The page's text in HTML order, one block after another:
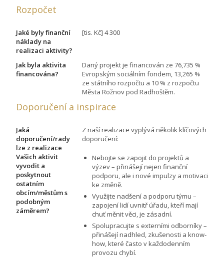
Rozpočet
Jaké byly finanční
náklady na
realizaci aktivity?
[tis. Kč] 4 300
Jak byla aktivita
financována?
Daný projekt je financován ze 76,735 %
Evropským sociálním fondem, 13,265 %
ze státního rozpočtu a 10 % z rozpočtu
Města Rožnov pod Radhoštěm.
Doporučení a inspirace
Jaká
doporučení/rady
lze z realizace
Vašich aktivit
vyvodit a
poskytnout
ostatním
obcím/městům s
podobným
záměrem?
Z naší realizace vyplývá několik klíčových
doporučení:
Nebojte se zapojit do projektů a
výzev – přinášejí nejen finanční
podporu, ale i nové impulzy a motivaci
ke změně.
Využijte nadšení a podporu týmu –
zapojení lidí uvnitř úřadu, kteří mají
chuť měnit věci, je zásadní.
Spolupracujte s externími odborníky –
přinášejí nadhled, zkušenosti a know-
how, které často v každodenním
provozu chybí.